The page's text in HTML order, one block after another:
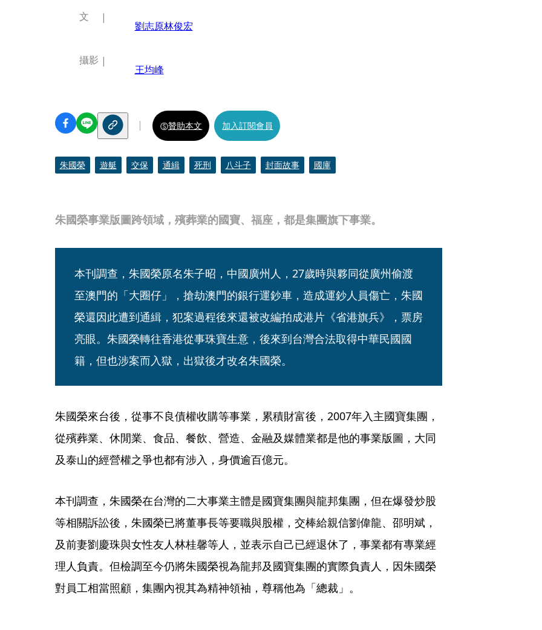
朱國榮事業版圖跨領域，殯葬業的國寶、福座，都是集團旗下事業。
文
劉志原林俊宏
攝影
王均峰
贊助本文 加入訂閱會員
朱國榮 遊艇 交保 通緝 死刑 八斗子 封面故事 國庫
本刊調查，朱國榮原名朱子昭，中國廣州人，27歲時與夥同從廣州偷渡
至澳門的「大圈仔」，搶劫澳門的銀行運鈔車，造成運鈔人員傷亡，朱國
榮還因此遭到通緝，犯案過程後來還被改編拍成港片《省港旗兵》，票房
亮眼。朱國榮轉往香港從事珠寶生意，後來到台灣合法取得中華民國國
籍，但也涉案而入獄，出獄後才改名朱國榮。
朱國榮來台後，從事不良債權收購等事業，累積財富後，2007年入主國寶集團，
從殯葬業、休閒業、食品、餐飲、營造、金融及媒體業都是他的事業版圖，大同
及泰山的經營權之爭也都有涉入，身價逾百億元。
本刊調查，朱國榮在台灣的二大事業主體是國寶集團與龍邦集團，但在爆發炒股
等相關訴訟後，朱國榮已將董事長等要職與股權，交棒給親信劉偉龍、邵明斌，
及前妻劉慶珠與女性友人林桂馨等人，並表示自己已經退休了，事業都有專業經
理人負責。但檢調至今仍將朱國榮視為龍邦及國寶集團的實際負責人，因朱國榮
對員工相當照顧，集團內視其為精神領袖，尊稱他為「總裁」。